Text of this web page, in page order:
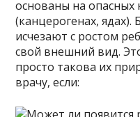
основаны на опасных
(канцерогенах,
исчезают с ростом
свой внешний вид.
просто такова их
врачу, если: